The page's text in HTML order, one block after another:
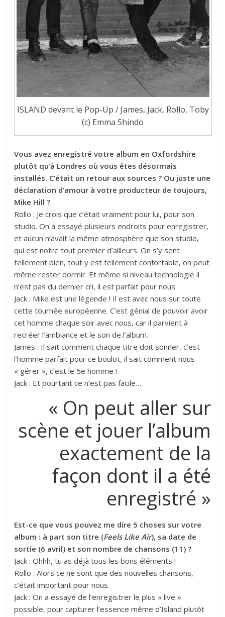
ISLAND devant le Pop-Up / James, Jack, Rollo, Toby
(c) Emma Shindo
Vous avez enregistré votre album en Oxfordshire
plutôt qu’à Londres où vous êtes désormais
installés. C’était un retour aux sources ? Ou juste une
déclaration d’amour à votre producteur de toujours,
Mike Hill ?
Rollo : Je crois que c’était vraiment pour lui, pour son
studio. On a essayé plusieurs endroits pour enregistrer,
et aucun n’avait la même atmosphère que son studio,
qui est notre tout premier d’ailleurs. On s’y sent
tellement bien, tout y est tellement confortable, on peut
même rester dormir. Et même si niveau technologie il
n’est pas du dernier cri, il est parfait pour nous.
Jack : Mike est une légende ! Il est avec nous sur toute
cette tournée européenne. C’est génial de pouvoir avoir
cet homme chaque soir avec nous, car il parvient à
recréer l’ambiance et le son de l’album.
James : Il sait comment chaque titre doit sonner, c’est
l’homme parfait pour ce boulot, il sait comment nous
« gérer », c’est le 5e homme !
Jack : Et pourtant ce n’est pas facile…
« On peut aller sur
scène et jouer l’album
exactement de la
façon dont il a été
enregistré »
Est-ce que vous pouvez me dire 5 choses sur votre
album : à part son titre (Feels Like Air), sa date de
sortie (6 avril) et son nombre de chansons (11) ?
Jack : Ohhh, tu as déjà tous les bons éléments !
Rollo : Alors ce ne sont que des nouvelles chansons,
c’était important pour nous.
Jack : On a essayé de l’enregistrer le plus « live »
possible, pour capturer l’essence même d’Island plutôt